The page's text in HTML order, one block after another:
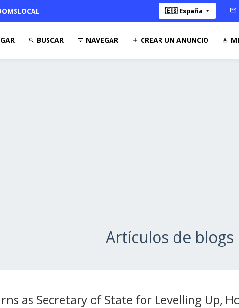
🇪🇸 España
BUSCAR NAVEGAR CREAR UN ANUNCIO
Artículos de blogs
as Secretary of State for Levelling Up,